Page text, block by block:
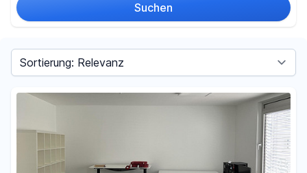
Suchen
Sortieren nach